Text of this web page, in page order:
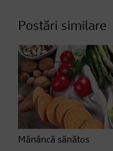
Postări similare
Mănâncă sănătos